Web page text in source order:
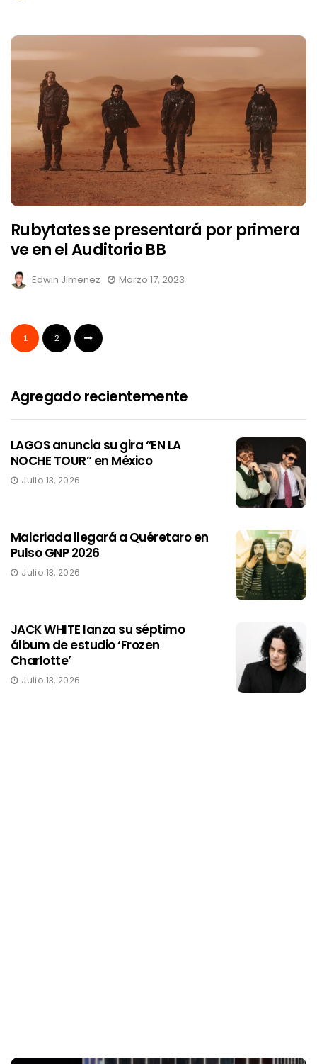
Rubytates se presentará por primera
ve en el Auditorio BB
Edwin Jimenez Marzo 17, 2023
1 2
Agregado recientemente
LAGOS anuncia su gira “EN LA
NOCHE TOUR” en México
Julio 13, 2026
Malcriada llegará a Quéretaro en
Pulso GNP 2026
Julio 13, 2026
JACK WHITE lanza su séptimo
álbum de estudio ‘Frozen
Charlotte’
Julio 13, 2026